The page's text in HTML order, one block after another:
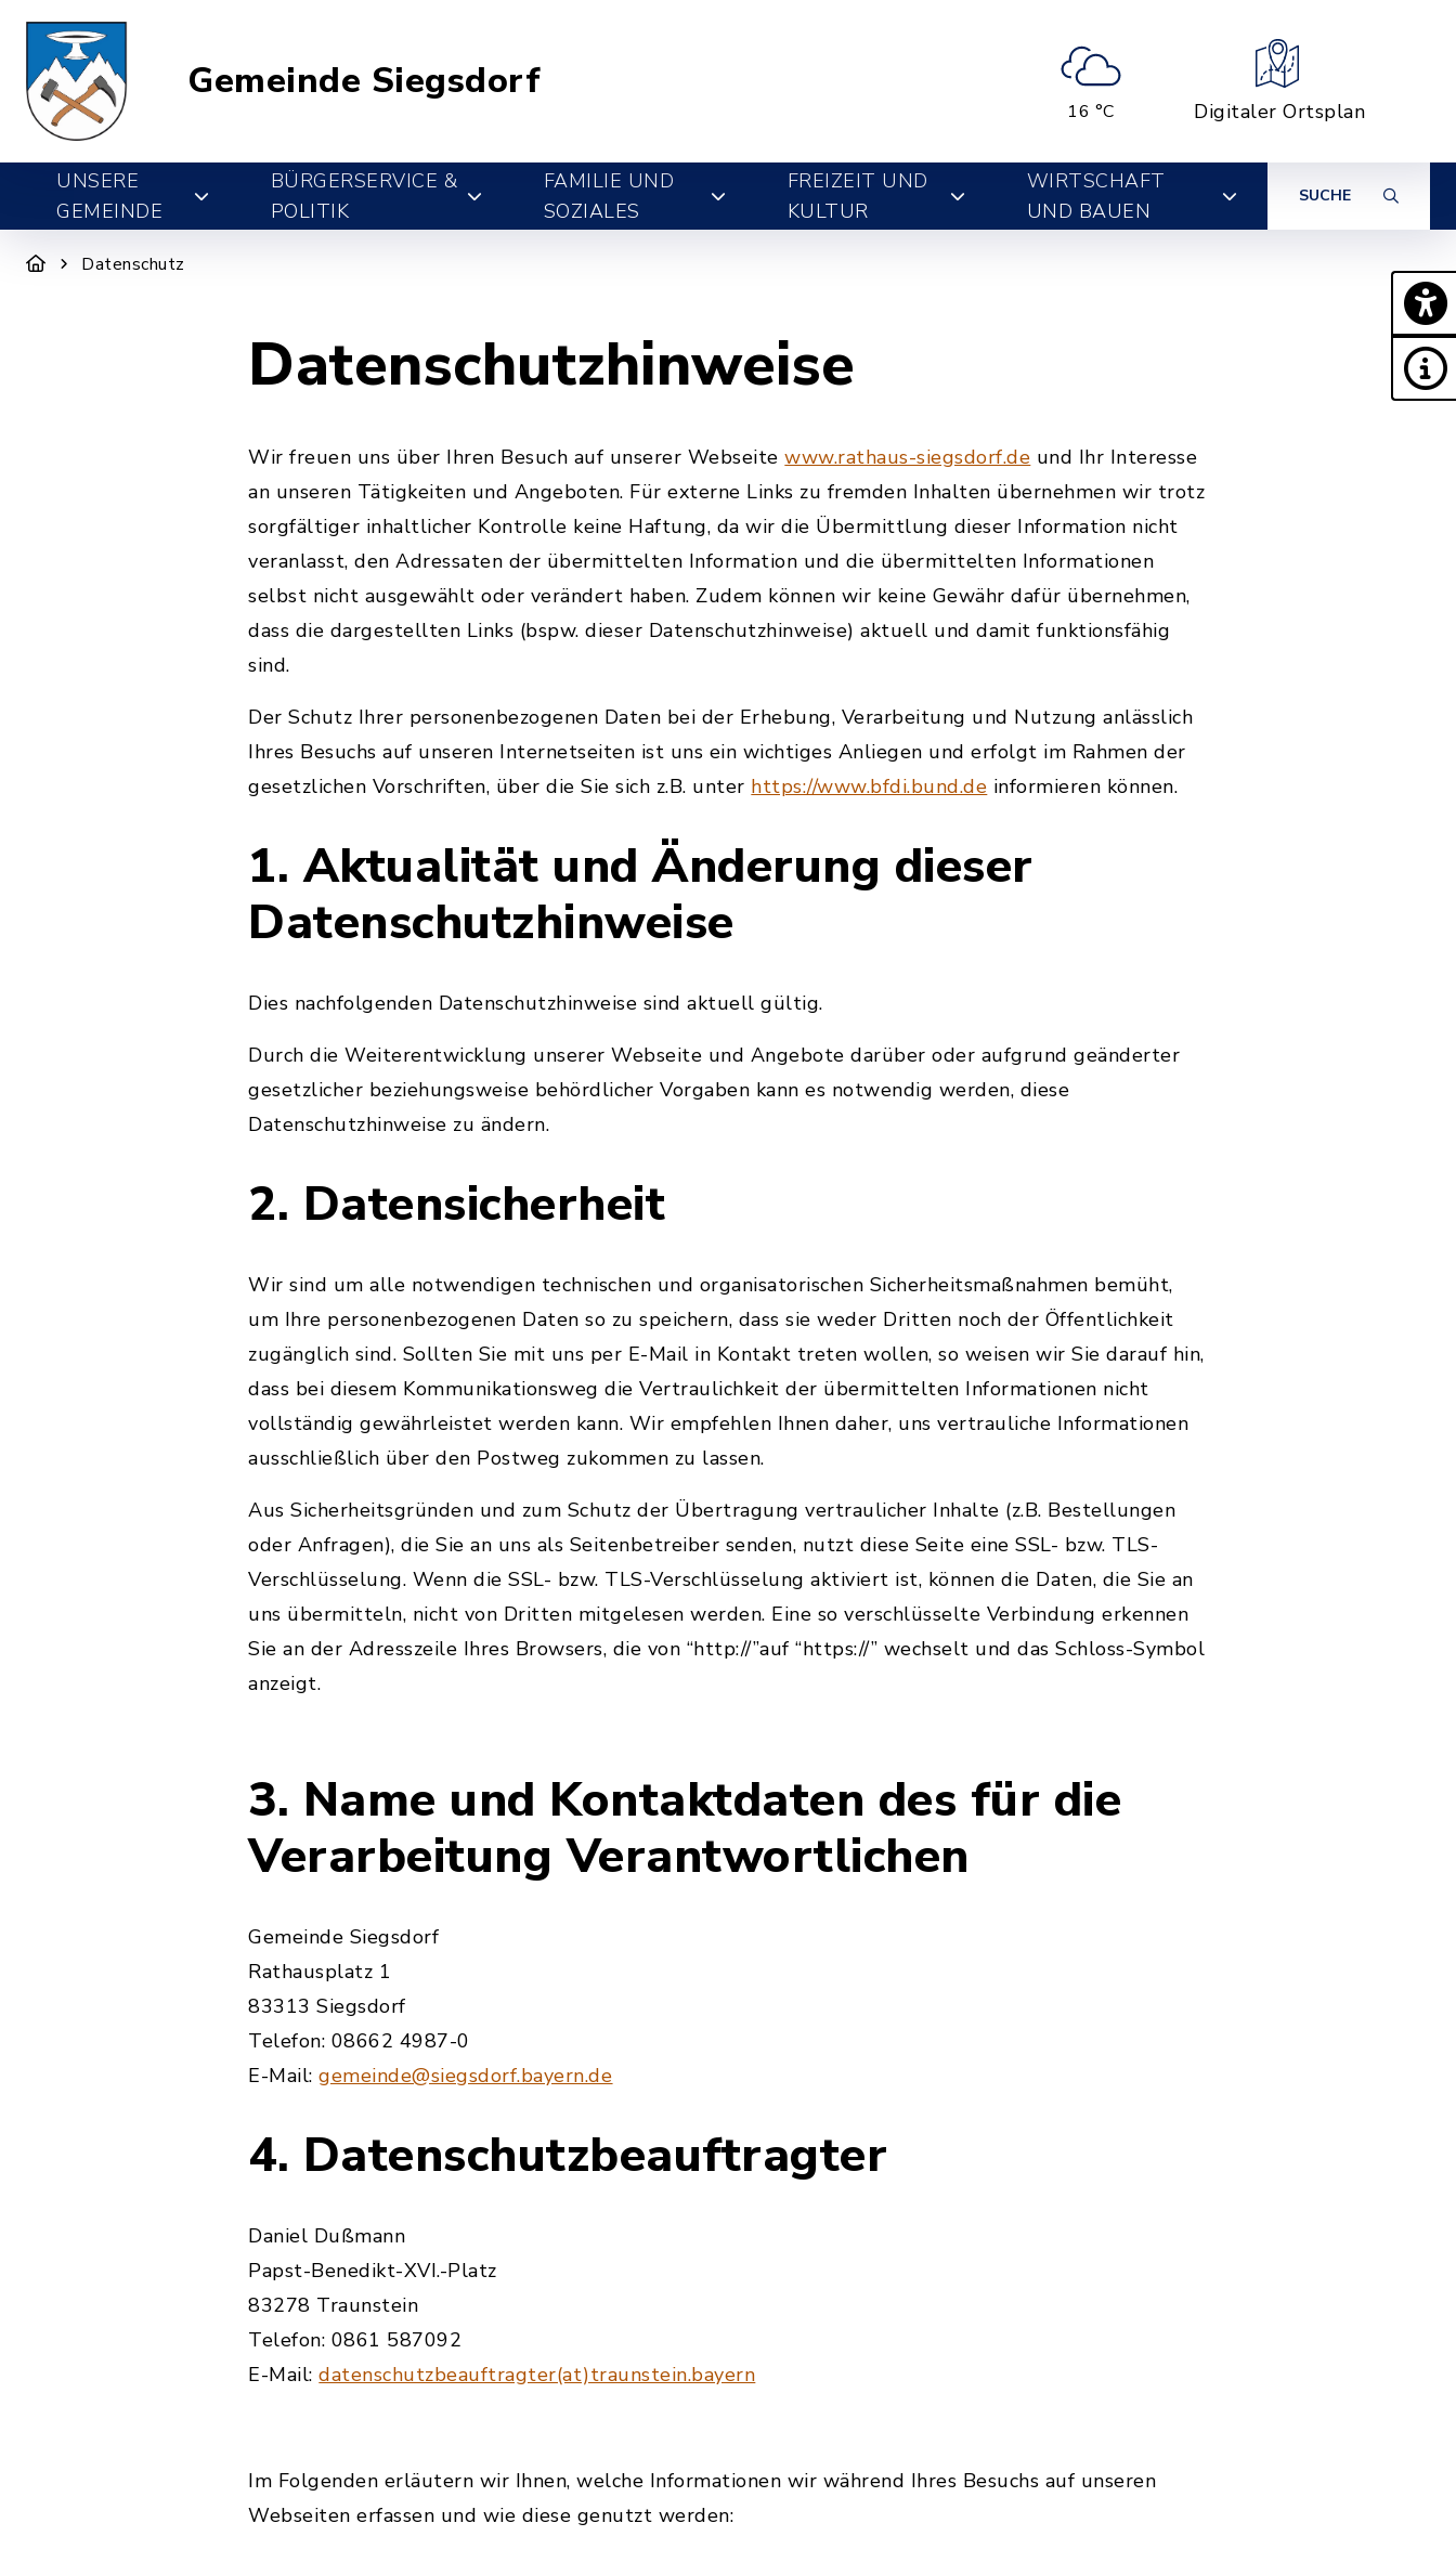
Gemeinde Siegsdorf
16 °C Digitaler Ortsplan
UNSERE
GEMEINDE
BÜRGERSERVICE &
POLITIK
FAMILIE UND
SOZIALES
FREIZEIT UND
KULTUR
WIRTSCHAFT
UND BAUEN
SUCHE
Datenschutz
Datenschutzhinweise
Wir freuen uns über Ihren Besuch auf unserer Webseitewww.rathaus-siegsdorf.de und Ihr Interesse
an unseren Tätigkeiten und Angeboten. Für externe Links zu fremden Inhalten übernehmen wir trotz
sorgfältiger inhaltlicher Kontrolle keine Haftung, da wir die Übermittlung dieser Information nicht
veranlasst, den Adressaten der übermittelten Information und die übermittelten Informationen
selbst nicht ausgewählt oder verändert haben. Zudem können wir keine Gewähr dafür übernehmen,
dass die dargestellten Links (bspw. dieser Datenschutzhinweise) aktuell und damit funktionsfähig
sind.
Der Schutz Ihrer personenbezogenen Daten bei der Erhebung, Verarbeitung und Nutzung anlässlich
Ihres Besuchs auf unseren Internetseiten ist uns ein wichtiges Anliegen und erfolgt im Rahmen der
gesetzlichen Vorschriften, über die Sie sich z.B. unter https://www.bfdi.bund.de informieren können.
1. Aktualität und Änderung dieser
Datenschutzhinweise
Dies nachfolgenden Datenschutzhinweise sind aktuell gültig.
Durch die Weiterentwicklung unserer Webseite und Angebote darüber oder aufgrund geänderter
gesetzlicher beziehungsweise behördlicher Vorgaben kann es notwendig werden, diese
Datenschutzhinweise zu ändern.
2. Datensicherheit
Wir sind um alle notwendigen technischen und organisatorischen Sicherheitsmaßnahmen bemüht,
um Ihre personenbezogenen Daten so zu speichern, dass sie weder Dritten noch der Öffentlichkeit
zugänglich sind. Sollten Sie mit uns per E-Mail in Kontakt treten wollen, so weisen wir Sie darauf hin,
dass bei diesem Kommunikationsweg die Vertraulichkeit der übermittelten Informationen nicht
vollständig gewährleistet werden kann. Wir empfehlen Ihnen daher, uns vertrauliche Informationen
ausschließlich über den Postweg zukommen zu lassen.
Aus Sicherheitsgründen und zum Schutz der Übertragung vertraulicher Inhalte (z.B. Bestellungen
oder Anfragen), die Sie an uns als Seitenbetreiber senden, nutzt diese Seite eine SSL- bzw. TLS-
Verschlüsselung. Wenn die SSL- bzw. TLS-Verschlüsselung aktiviert ist, können die Daten, die Sie an
uns übermitteln, nicht von Dritten mitgelesen werden. Eine so verschlüsselte Verbindung erkennen
Sie an der Adresszeile Ihres Browsers, die von “http://”auf “https://” wechselt und das Schloss-Symbol
anzeigt.
3. Name und Kontaktdaten des für die
Verarbeitung Verantwortlichen
Gemeinde Siegsdorf
Rathausplatz 1
83313 Siegsdorf
Telefon: 08662 4987-0
E-Mail:gemeinde@siegsdorf.bayern.de
4. Datenschutzbeauftragter
Daniel Dußmann
Papst-Benedikt-XVI.-Platz
83278 Traunstein
Telefon: 0861 587092
E-Mail:datenschutzbeauftragter(at)traunstein.bayern
Im Folgenden erläutern wir Ihnen, welche Informationen wir während Ihres Besuchs auf unseren
Webseiten erfassen und wie diese genutzt werden: